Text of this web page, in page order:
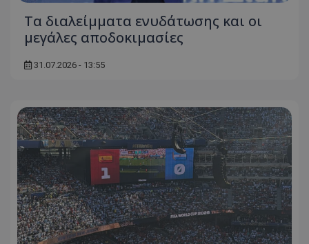
Τα διαλείμματα ενυδάτωσης και οι
μεγάλες αποδοκιμασίες
31.07.2026 - 13:55